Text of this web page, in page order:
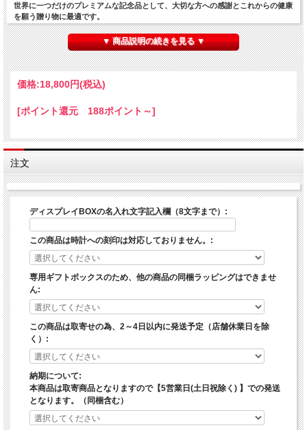
世界に一つだけのプレミアムな記念品として、大切な方への感謝とこれからの健康
を願う贈り物に最適です。
■時計はA・Ｂ・Ｃ・Ｄの4タイプからご選択いただけます。
■ディスプレイBOXに名入れができます。
・８文字までお好きな文字を名入れプリント致します。
※メーカー１年保証付
■ミニちゃんちゃんこ 還暦：赤ミニちゃんちゃんこ 古希／喜寿／卒寿：紫ミニち
ゃんちゃんこ 傘寿／米寿：黄ミニちゃんちゃんこ
【今だけ期間限定特典】フェイスタオル付き！ 還暦：赤ライトコットンタオル
古希／喜寿／卒寿：紫ライトコットンタオル
A・Ｃ・Ｄタイプ
ブランド名:
ムーブメント： アナログクォーツ(電池式)
仕 様:
日本製クォーツムーブメント(7Ｔ92)
100ｍ防水(10気圧防水)
センタークロノグラフ(1/20秒針、60秒針、60分針、12時間針)
デイトカレンダー(日付)
部分ルミブライト
ダブルロック式三つ折バックル
裏蓋6点式スクリューバック
文字盤色：ディープレッド
サイズ
ケース ： ベゼル直径：約38mm 厚さ：約10mm(リューズを除く)
腕周り：最大約20cm(板バネ式)
重 量 ：約102g
▼ 商品説明の続きを見る ▼
価格:18,800円(税込)
[ポイント還元 188ポイント～]
注文
ディスプレイBOXの名入れ文字記入欄（8文字まで）:
この商品は時計への刻印は対応しておりません。:
専用ギフトボックスのため、他の商品の同梱ラッピングはできませ
ん:
この商品は取寄せの為、2～4日以内に発送予定（店舗休業日を除
く）:
納期について:
本商品は取寄商品となりますので【5営業日(土日祝除く) 】での発送
となります。（同梱含む）